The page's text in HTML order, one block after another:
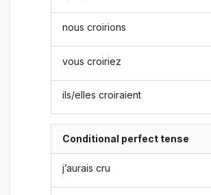
nous croirions
vous croiriez
ils/elles croiraient
Conditional perfect tense
j’aurais cru